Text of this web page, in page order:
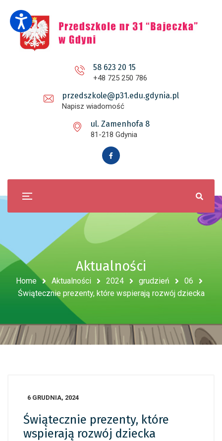
58 623 20 15
+48 725 250 786
przedszkole@p31.edu.gdynia.pl
Napisz wiadomość
ul. Zamenhofa 8
81-218 Gdynia
Aktualności
Home Aktualności 2024 grudzień
06
Świątecznie prezenty, które wspierają rozwój dziecka
6 GRUDNIA, 2024
Świątecznie prezenty, które
wspierają rozwój dziecka